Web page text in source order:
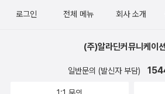
으로 실린 '하이에나과의 동물들'과 '대머
모로 알찬 느낌이 들었습니다.
요소가 들어 있는작은 흑백 그림은 보는 재
근사한 그림을 감상하는 즐거움이 있다.-속
야 할 볼거리로, 앞속지에서는 동물들이 상
용해서 한다.주로 암컷이 이끄는 가족 단위
보금자리를 튼다. ***** 표범, 치타와는
로그인 전체 메뉴 회사 소개
(주)알라딘커뮤니케이션
일반문의 (발신자 부담)